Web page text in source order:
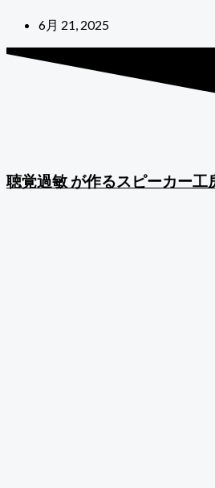
6月 21, 2025
聴覚過敏が作るスピーカー工